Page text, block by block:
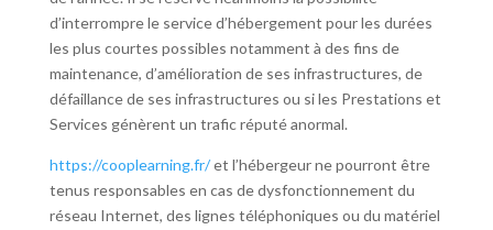
d’interrompre le service d’hébergement pour les durées
les plus courtes possibles notamment à des fins de
maintenance, d’amélioration de ses infrastructures, de
défaillance de ses infrastructures ou si les Prestations et
Services génèrent un trafic réputé anormal.
https://cooplearning.fr/et l’hébergeur ne pourront être
tenus responsables en cas de dysfonctionnement du
réseau Internet, des lignes téléphoniques ou du matériel